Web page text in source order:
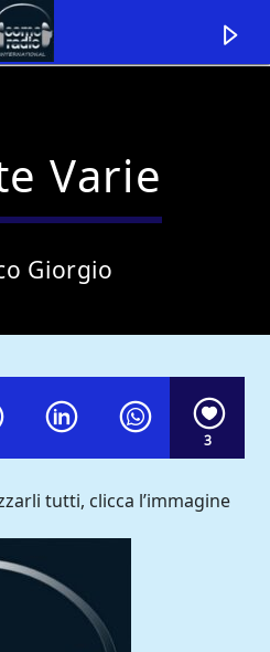
Varie
Giorgio
3
tutti, clicca l’immagine